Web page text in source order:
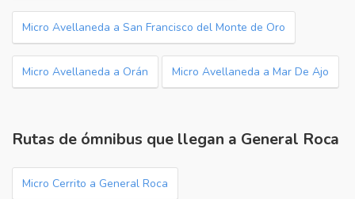
Micro Avellaneda a San Francisco del Monte de Oro
Micro Avellaneda a Orán Micro Avellaneda a Mar De Ajo
Rutas de ómnibus que llegan a General Roca
Micro Cerrito a General Roca